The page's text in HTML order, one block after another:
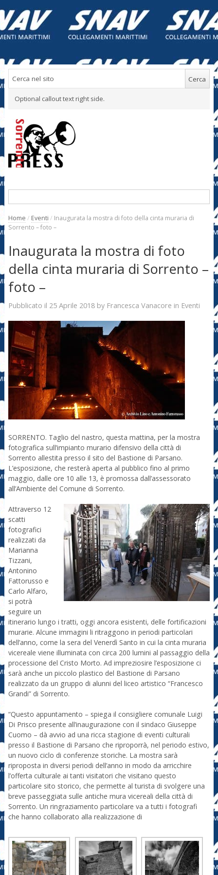
Optional callout text right side.
Home / Eventi / Inaugurata la mostra di foto della cinta muraria di
Sorrento – foto –
Inaugurata la mostra di foto
della cinta muraria di Sorrento –
foto –
Pubblicato il 25 Aprile 2018by Francesca Vanacore in Eventi
SORRENTO. Taglio del nastro, questa mattina, per la mostra
fotografica sull’impianto murario difensivo della città di
Sorrento allestita presso il sito del Bastione di Parsano.
L’esposizione, che resterà aperta al pubblico fino al primo
maggio, dalle ore 10 alle 13, è promossa dall’assessorato
all’Ambiente del Comune di Sorrento.
Attraverso 12
scatti
fotografici
realizzati da
Marianna
Tizzani,
Antonino
Fattorusso e
Carlo Alfaro,
si potrà
seguire un
itinerario lungo i tratti, oggi ancora esistenti, delle fortificazioni
murarie. Alcune immagini li ritraggono in periodi particolari
dell’anno, come la sera del Venerdì Santo in cui la cinta muraria
vicereale viene illuminata con circa 200 lumini al passaggio della
processione del Cristo Morto. Ad impreziosire l’esposizione ci
sarà anche un piccolo plastico del Bastione di Parsano
realizzato da un gruppo di alunni del liceo artistico “Francesco
Grandi” di Sorrento.
“Questo appuntamento – spiega il consigliere comunale Luigi
Di Prisco presente all’inaugurazione con il sindaco Giuseppe
Cuomo – dà avvio ad una ricca stagione di eventi culturali
presso il Bastione di Parsano che riproporrà, nel periodo estivo,
un nuovo ciclo di conferenze storiche. La mostra sarà
riproposta in diversi periodi dell’anno in modo da arricchire
l’offerta culturale ai tanti visitatori che visitano questo
particolare sito storico, che permette al turista di svolgere una
breve passeggiata sulle antiche mura vicereali della città di
Sorrento. Un ringraziamento particolare va a tutti i fotografi
che hanno collaborato alla realizzazione di